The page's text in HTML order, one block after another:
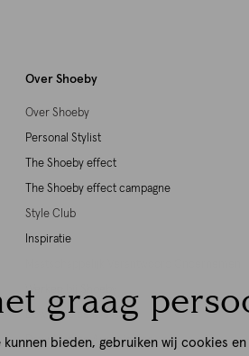
graag
bieden, gebruiken wij cookies
Over Shoeby
Over Shoeby
Personal Stylist
The Shoeby effect
The Shoeby effect campagne
Style Club
Inspiratie
Werken bij Shoeby
Download de iOS App
Download de Android App